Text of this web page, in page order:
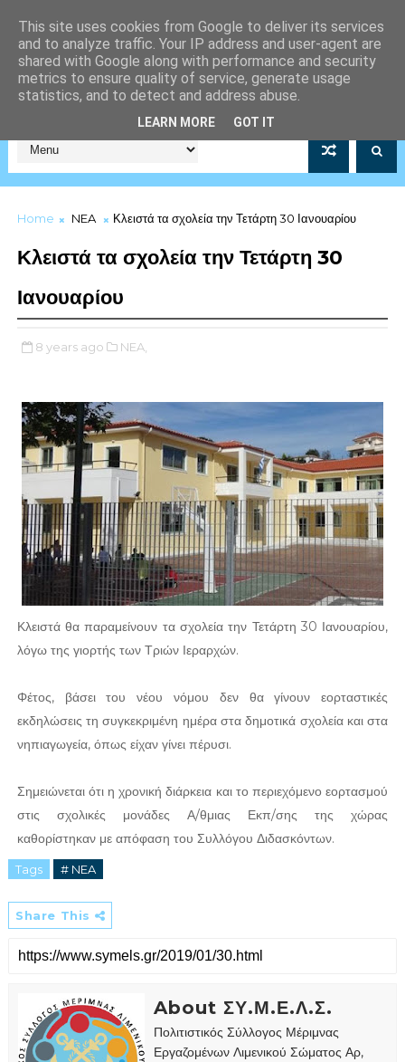
Home NEA Κλειστά τα σχολεία την Τετάρτη 30 Ιανουαρίου
Κλειστά τα σχολεία την Τετάρτη 30
Ιανουαρίου
8 years ago NEA,
Κλειστά θα παραμείνουν τα σχολεία την Τετάρτη 30 Ιανουαρίου,
λόγω της γιορτής των Τριών Ιεραρχών.
Φέτος, βάσει του νέου νόμου δεν θα γίνουν εορταστικές
εκδηλώσεις τη συγκεκριμένη ημέρα στα δημοτικά σχολεία και στα
νηπιαγωγεία, όπως είχαν γίνει πέρυσι.
Σημειώνεται ότι η χρονική διάρκεια και το περιεχόμενο εορτασμού
στις σχολικές μονάδες Α/θμιας Εκπ/σης της χώρας
καθορίστηκαν με απόφαση του Συλλόγου Διδασκόντων.
Tags # NEA
Share This
About ΣΥ.Μ.Ε.Λ.Σ.
Πολιτιστικός Σύλλογος Μέριμνας
Εργαζομένων Λιμενικού Σώματος Αρ,
This site uses cookies from Google to deliver its services
and to analyze traffic. Your IP address and user-agent are
shared with Google along with performance and security
metrics to ensure quality of service, generate usage
statistics, and to detect and address abuse.
LEARN MORE GOT IT